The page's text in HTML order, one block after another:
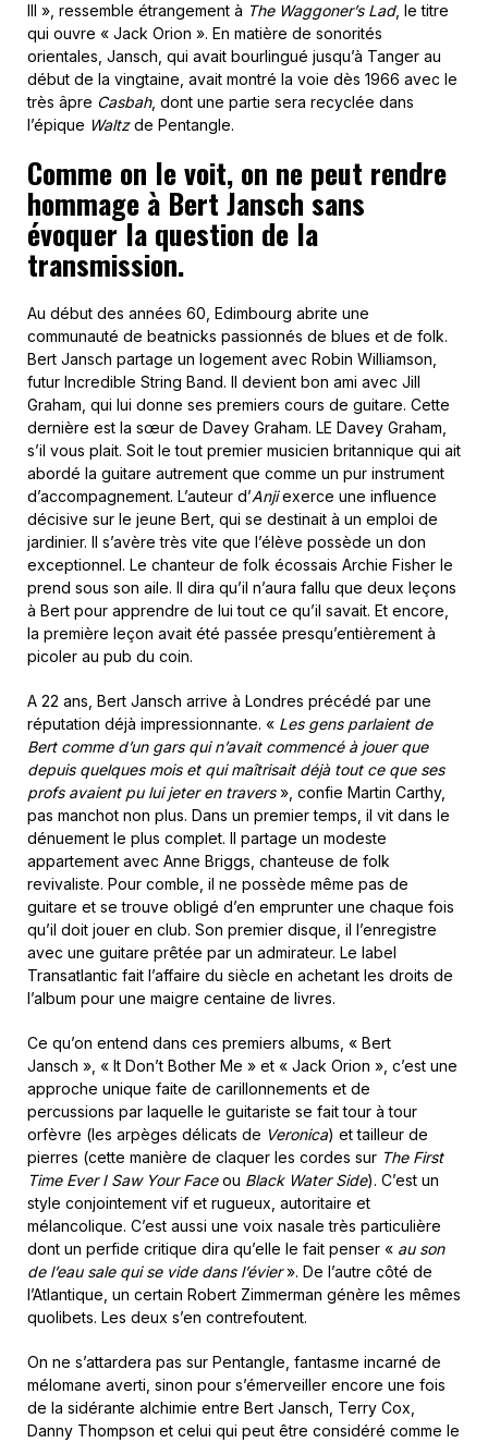
III », ressemble étrangement à The Waggoner’s Lad, le titre
qui ouvre « Jack Orion ». En matière de sonorités
orientales, Jansch, qui avait bourlingué jusqu’à Tanger au
début de la vingtaine, avait montré la voie dès 1966 avec le
très âpre Casbah, dont une partie sera recyclée dans
l’épique Waltzde Pentangle.
Comme on le voit, on ne peut rendre
hommage à Bert Jansch sans
évoquer la question de la
transmission.
Au début des années 60, Edimbourg abrite une
communauté de beatnicks passionnés de blues et de folk.
Bert Jansch partage un logement avec Robin Williamson,
futur Incredible String Band. Il devient bon ami avec Jill
Graham, qui lui donne ses premiers cours de guitare. Cette
dernière est la sœur de Davey Graham. LE Davey Graham,
s’il vous plait. Soit le tout premier musicien britannique qui ait
abordé la guitare autrement que comme un pur instrument
d’accompagnement. L’auteur d’Anjiexerce une influence
décisive sur le jeune Bert, qui se destinait à un emploi de
jardinier. Il s’avère très vite que l’élève possède un don
exceptionnel. Le chanteur de folk écossais Archie Fisher le
prend sous son aile. Il dira qu’il n’aura fallu que deux leçons
à Bert pour apprendre de lui tout ce qu’il savait. Et encore,
la première leçon avait été passée presqu’entièrement à
picoler au pub du coin.
A 22 ans, Bert Jansch arrive à Londres précédé par une
réputation déjà impressionnante. « Les gens parlaient de
Bert comme d’un gars qui n’avait commencé à jouer que
depuis quelques mois et qui maîtrisait déjà tout ce que ses
profs avaient pu lui jeter en travers», confie Martin Carthy,
pas manchot non plus. Dans un premier temps, il vit dans le
dénuement le plus complet. Il partage un modeste
appartement avec Anne Briggs, chanteuse de folk
revivaliste. Pour comble, il ne possède même pas de
guitare et se trouve obligé d’en emprunter une chaque fois
qu’il doit jouer en club. Son premier disque, il l’enregistre
avec une guitare prêtée par un admirateur. Le label
Transatlantic fait l’affaire du siècle en achetant les droits de
l’album pour une maigre centaine de livres.
Ce qu’on entend dans ces premiers albums, « Bert
Jansch », « It Don’t Bother Me » et « Jack Orion », c’est une
approche unique faite de carillonnements et de
percussions par laquelle le guitariste se fait tour à tour
orfèvre (les arpèges délicats de Veronica) et tailleur de
pierres (cette manière de claquer les cordes sur The First
Time Ever I Saw Your Faceou Black Water Side). C’est un
style conjointement vif et rugueux, autoritaire et
mélancolique. C’est aussi une voix nasale très particulière
dont un perfide critique dira qu’elle le fait penser « au son
de l’eau sale qui se vide dans l’évier». De l’autre côté de
l’Atlantique, un certain Robert Zimmerman génère les mêmes
quolibets. Les deux s’en contrefoutent.
On ne s’attardera pas sur Pentangle, fantasme incarné de
mélomane averti, sinon pour s’émerveiller encore une fois
de la sidérante alchimie entre Bert Jansch, Terry Cox,
Danny Thompson et celui qui peut être considéré comme le